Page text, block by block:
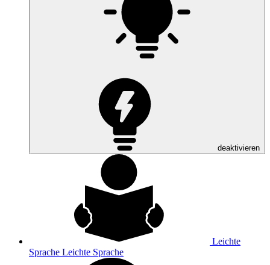
deaktivieren
Leichte
Sprache Leichte Sprache